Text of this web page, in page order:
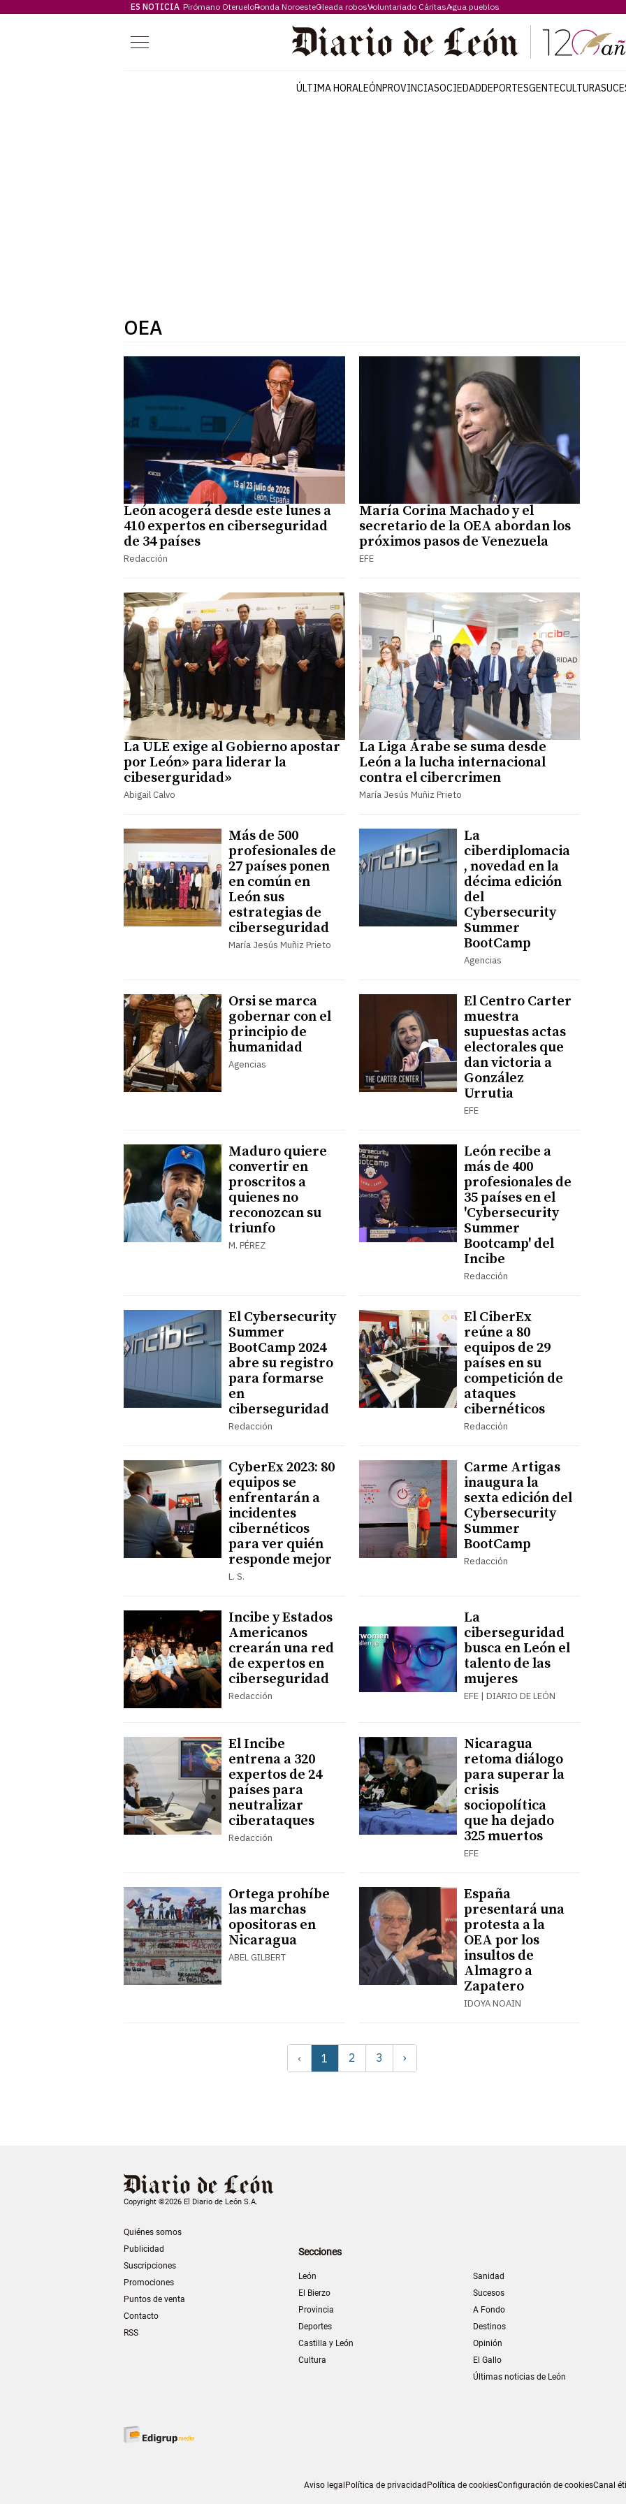
ES NOTICIA Pirómano OterueloRonda NoroesteOleada robosVoluntariado CáritasAgua pueblos
Menú
ÚLTIMA HORALEÓNPROVINCIASOCIEDADDEPORTESGENTECULTURA
OEA
León acogerá desde este lunes a
410 expertos en ciberseguridad
de 34 países
Redacción
María Corina Machado y el
secretario de la OEA abordan los
próximos pasos de Venezuela
EFE
La ULE exige al Gobierno apostar
por León» para liderar la
cibeserguridad»
Abigail Calvo
La Liga Árabe se suma desde
León a la lucha internacional
contra el cibercrimen
María Jesús Muñiz Prieto
Más de 500
profesionales de
27 países ponen
en común en
León sus
estrategias de
ciberseguridad
María Jesús Muñiz Prieto
La
ciberdiplomacia
, novedad en la
décima edición
del
Cybersecurity
Summer
BootCamp
Agencias
Orsi se marca
gobernar con el
principio de
humanidad
Agencias
El Centro Carter
muestra
supuestas actas
electorales que
dan victoria a
González
Urrutia
EFE
Maduro quiere
convertir en
proscritos a
quienes no
reconozcan su
triunfo
M. PÉREZ
León recibe a
más de 400
profesionales de
35 países en el
'Cybersecurity
Summer
Bootcamp' del
Incibe
Redacción
El Cybersecurity
Summer
BootCamp 2024
abre su registro
para formarse
en
ciberseguridad
Redacción
El CiberEx
reúne a 80
equipos de 29
países en su
competición de
ataques
cibernéticos
Redacción
CyberEx 2023: 80
equipos se
enfrentarán a
incidentes
cibernéticos
para ver quién
responde mejor
L. S.
Carme Artigas
inaugura la
sexta edición del
Cybersecurity
Summer
BootCamp
Redacción
Incibe y Estados
Americanos
crearán una red
de expertos en
ciberseguridad
Redacción
La
ciberseguridad
busca en León el
talento de las
mujeres
EFE | DIARIO DE LEÓN
El Incibe
entrena a 320
expertos de 24
países para
neutralizar
ciberataques
Redacción
Nicaragua
retoma diálogo
para superar la
crisis
sociopolítica
que ha dejado
325 muertos
EFE
Ortega prohíbe
las marchas
opositoras en
Nicaragua
ABEL GILBERT
España
presentará una
protesta a la
OEA por los
insultos de
Almagro a
Zapatero
IDOYA NOAIN
‹ 1 2 3 ›
Copyright ©2026 El Diario de León S.A.
Quiénes somos
Publicidad
Suscripciones
Promociones
Puntos de venta
Contacto
RSS
Secciones
León
El Bierzo
Provincia
Deportes
Castilla y León
Cultura
Sanidad
Sucesos
A Fondo
Destinos
Opinión
El Gallo
Últimas noticias de León
Aviso legal Política de privacidad Política de cookiesConfiguración de cookiesCanal